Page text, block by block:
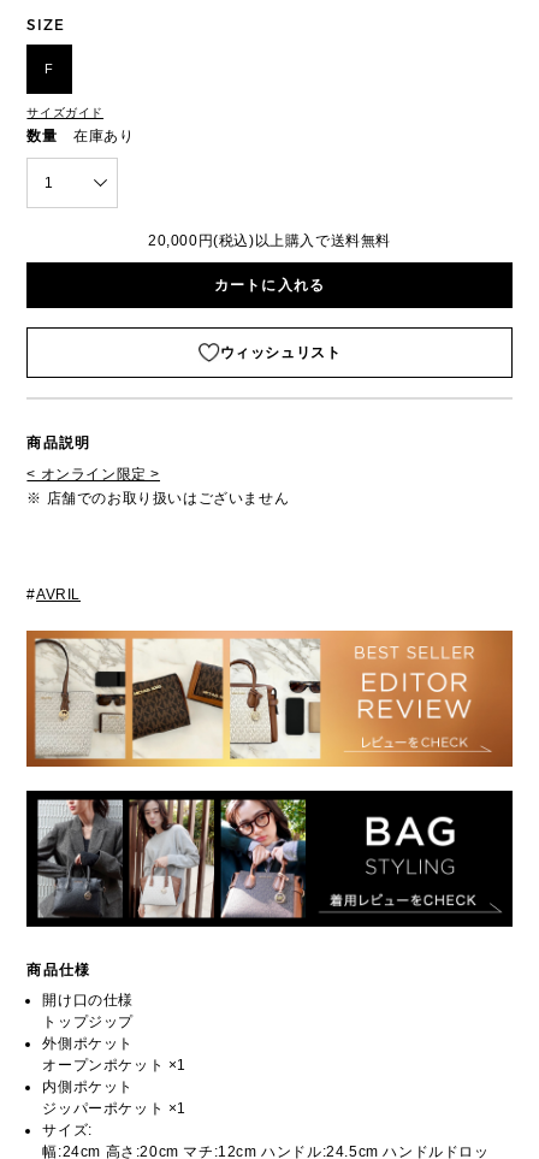
SIZE
F
サイズガイド
数量 在庫あり
1
20,000円(税込)以上購入で送料無料
カートに入れる
ウィッシュリスト
商品説明
< オンライン限定 >
※ 店舗でのお取り扱いはございません
#AVRIL
商品仕様
開け口の仕様
トップジップ
外側ポケット
オープンポケット ×1
内側ポケット
ジッパーポケット ×1
サイズ:
幅:24cm 高さ:20cm マチ:12cm ハンドル:24.5cm ハンドルドロッ